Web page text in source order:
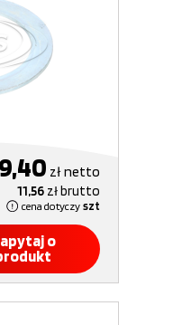
9,40 złnetto
11,56 złbrutto
cena dotyczy szt
o